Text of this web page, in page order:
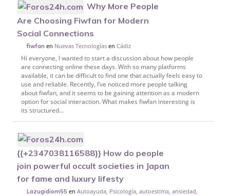
Why More People
Are Choosing Fiwfan for Modern
Social Connections
fiwfan en Nuevas Tecnologías enCádiz
Hi everyone, I wanted to start a discussion about how people
are connecting online these days. With so many platforms
available, it can be difficult to find one that actually feels easy to
use and reliable. Recently, I’ve noticed more people talking
about fiwfan, and it seems to be gaining attention as a modern
option for social interaction. What makes fiwfan interesting is
its structured...
{{+2347038116588}} How do people
join powerful occult societies in Japan
for fame and luxury lifesty
Lazugidiom55 enAutoayuda, Psicología, autoestima, ansiedad,